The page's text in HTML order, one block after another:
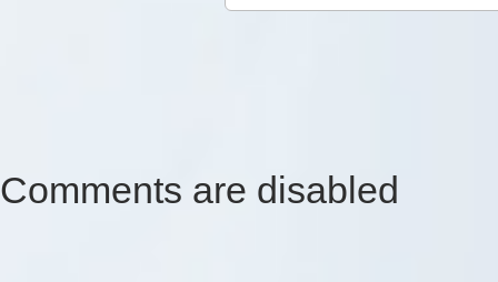
Comments are disabled